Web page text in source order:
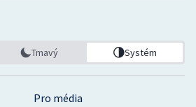
Pro média
Tmavý Systém